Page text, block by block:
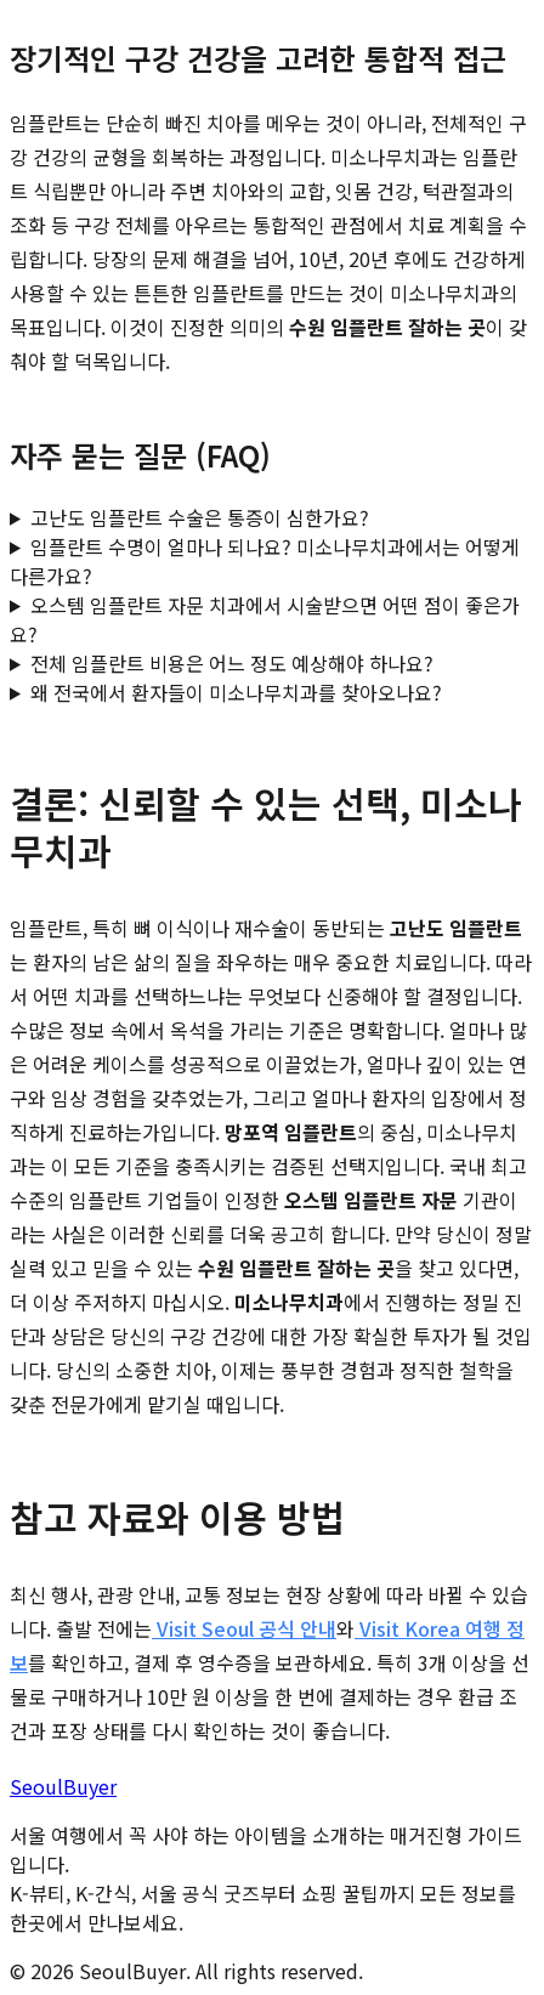
장기적인 구강 건강을 고려한 통합적 접근
임플란트는 단순히 빠진 치아를 메우는 것이 아니라, 전체적인 구
강 건강의 균형을 회복하는 과정입니다. 미소나무치과는 임플란
트 식립뿐만 아니라 주변 치아와의 교합, 잇몸 건강, 턱관절과의
조화 등 구강 전체를 아우르는 통합적인 관점에서 치료 계획을 수
립합니다. 당장의 문제 해결을 넘어, 10년, 20년 후에도 건강하게
사용할 수 있는 튼튼한 임플란트를 만드는 것이 미소나무치과의
목표입니다. 이것이 진정한 의미의 수원 임플란트 잘하는 곳이 갖
춰야 할 덕목입니다.
자주 묻는 질문 (FAQ)
고난도 임플란트 수술은 통증이 심한가요?
임플란트 수명이 얼마나 되나요? 미소나무치과에서는 어떻게
다른가요?
오스템 임플란트 자문 치과에서 시술받으면 어떤 점이 좋은가
요?
전체 임플란트 비용은 어느 정도 예상해야 하나요?
왜 전국에서 환자들이 미소나무치과를 찾아오나요?
결론: 신뢰할 수 있는 선택, 미소나
무치과
임플란트, 특히 뼈 이식이나 재수술이 동반되는 고난도 임플란트
는 환자의 남은 삶의 질을 좌우하는 매우 중요한 치료입니다. 따라
서 어떤 치과를 선택하느냐는 무엇보다 신중해야 할 결정입니다.
수많은 정보 속에서 옥석을 가리는 기준은 명확합니다. 얼마나 많
은 어려운 케이스를 성공적으로 이끌었는가, 얼마나 깊이 있는 연
구와 임상 경험을 갖추었는가, 그리고 얼마나 환자의 입장에서 정
직하게 진료하는가입니다. 망포역 임플란트의 중심, 미소나무치
과는 이 모든 기준을 충족시키는 검증된 선택지입니다. 국내 최고
수준의 임플란트 기업들이 인정한오스템 임플란트 자문 기관이
라는 사실은 이러한 신뢰를 더욱 공고히 합니다. 만약 당신이 정말
실력 있고 믿을 수 있는 수원 임플란트 잘하는 곳을 찾고 있다면,
더 이상 주저하지 마십시오. 미소나무치과에서 진행하는 정밀 진
단과 상담은 당신의 구강 건강에 대한 가장 확실한 투자가 될 것입
니다. 당신의 소중한 치아, 이제는 풍부한 경험과 정직한 철학을
갖춘 전문가에게 맡기실 때입니다.
참고 자료와 이용 방법
최신 행사, 관광 안내, 교통 정보는 현장 상황에 따라 바뀔 수 있습
니다. 출발 전에는 Visit Seoul 공식 안내와 Visit Korea 여행 정
보를 확인하고, 결제 후 영수증을 보관하세요. 특히 3개 이상을 선
물로 구매하거나 10만 원 이상을 한 번에 결제하는 경우 환급 조
건과 포장 상태를 다시 확인하는 것이 좋습니다.
SeoulBuyer
서울 여행에서 꼭 사야 하는 아이템을 소개하는 매거진형 가이드
입니다.
K-뷰티, K-간식, 서울 공식 굿즈부터 쇼핑 꿀팁까지 모든 정보를
한곳에서 만나보세요.
© 2026 SeoulBuyer. All rights reserved.